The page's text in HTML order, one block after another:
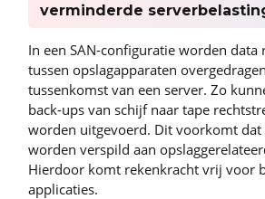
verminderde
In een SAN-configuratie worden data
tussen opslagapparaten
tussenkomst van een server. Zo
back-ups van schijf naar tape
worden uitgevoerd. Dit voorkomt dat
worden verspild aan
Hierdoor komt rekenkracht vrij voor
applicaties.